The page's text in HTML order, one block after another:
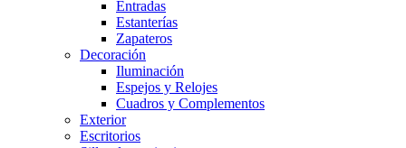
Entradas
Estanterías
Zapateros
Decoración
Iluminación
Espejos y Relojes
Cuadros y Complementos
Exterior
Escritorios